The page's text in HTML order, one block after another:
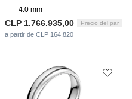
4.0 mm
CLP 1.766.935,00 Precio del par
a partir de CLP 164.820